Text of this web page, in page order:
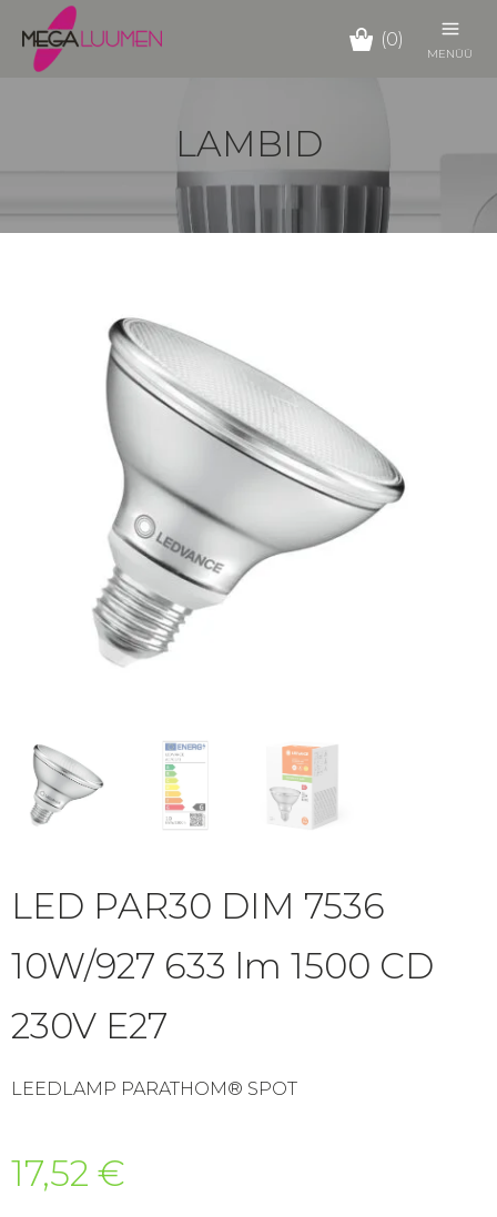
(0)
MENÜÜ
LAMBID
LED PAR30 DIM 7536
10W/927 633 lm 1500 CD
230V E27
LEEDLAMP PARATHOM® SPOT
17,52 €